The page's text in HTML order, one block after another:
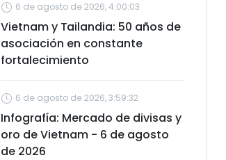
6 de agosto de 2026, 4:00:03
Vietnam y Tailandia: 50 años de
asociación en constante
fortalecimiento
6 de agosto de 2026, 3:59:32
Infografía: Mercado de divisas y
oro de Vietnam - 6 de agosto
de 2026